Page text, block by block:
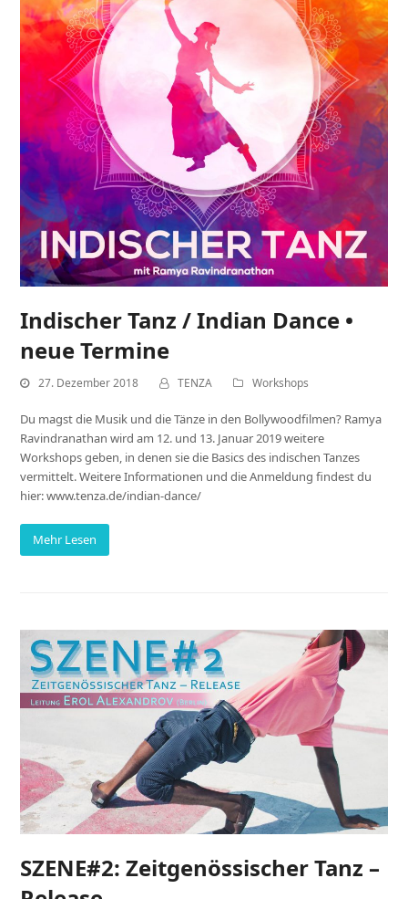
Indischer Tanz / Indian Dance •
neue Termine
27. Dezember 2018 TENZA Workshops
Du magst die Musik und die Tänze in den Bollywoodfilmen? Ramya
Ravindranathan wird am 12. und 13. Januar 2019 weitere
Workshops geben, in denen sie die Basics des indischen Tanzes
vermittelt. Weitere Informationen und die Anmeldung findest du
hier: www.tenza.de/indian-dance/
Mehr Lesen
SZENE#2: Zeitgenössischer Tanz –